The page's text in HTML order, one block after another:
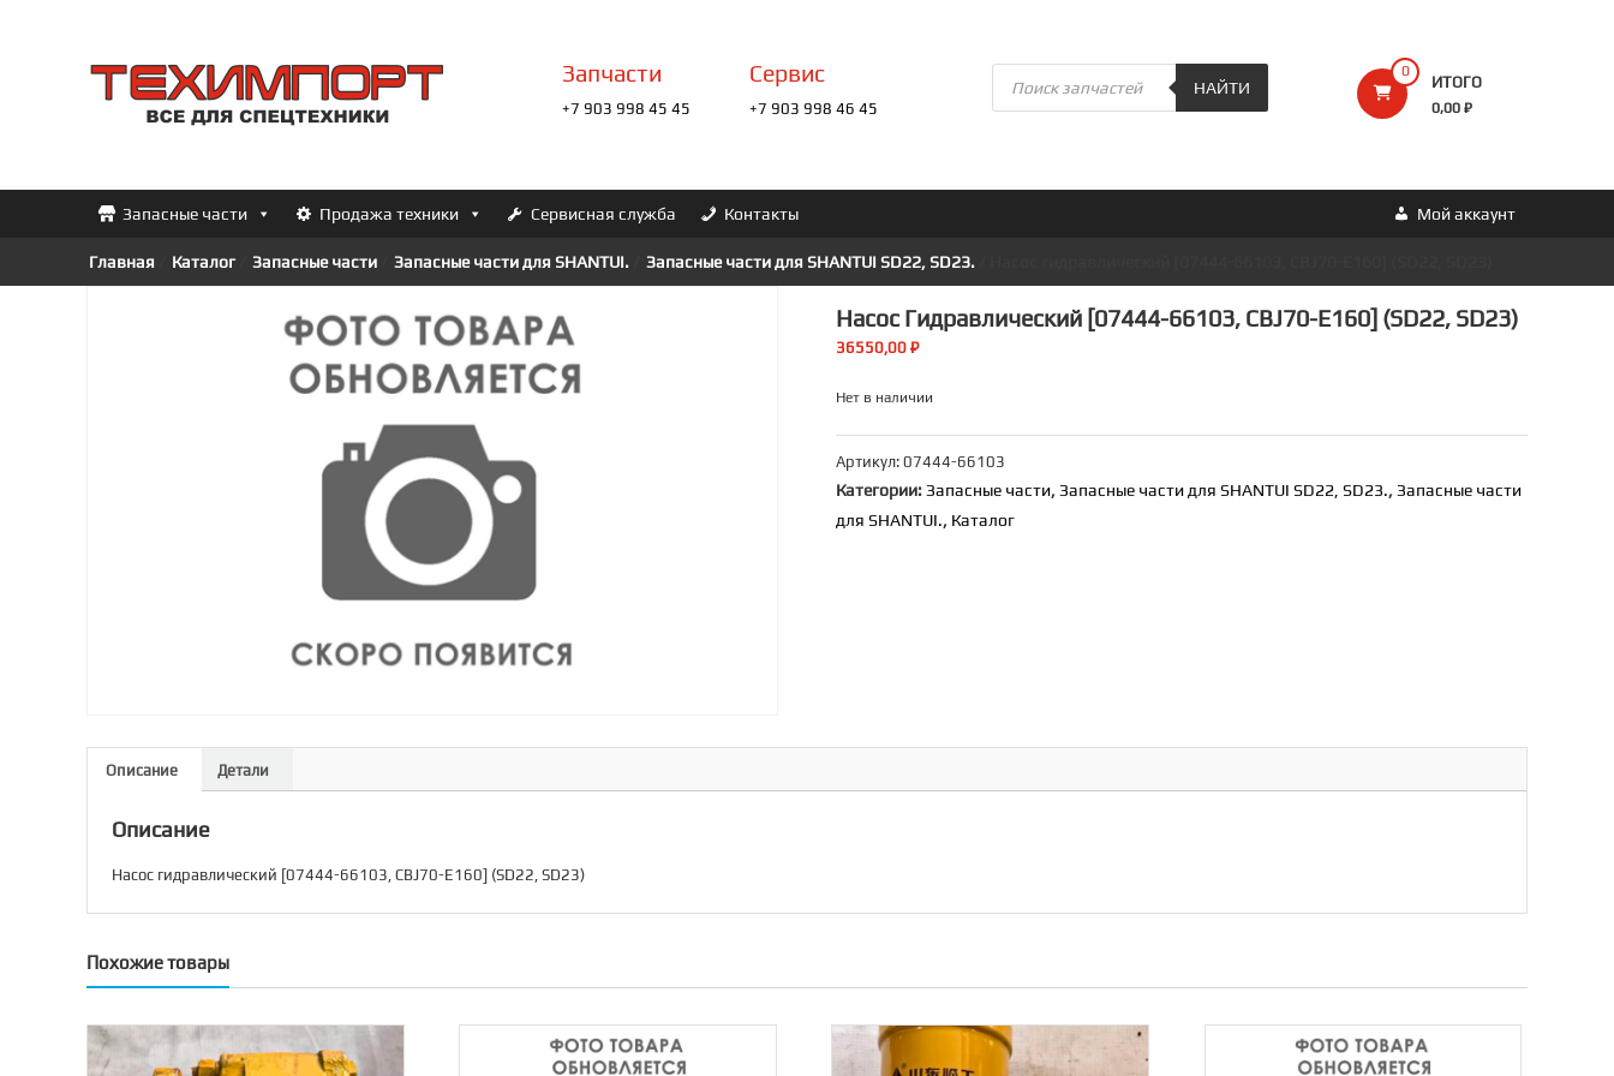
содержимомуТЕХИМПОРТ
Всё
0
ИТОГО
0,00 ₽
Запчасти
+7 903 998 45 45
Сервис
+7 903 998 46 45
Поиск
товаров
НАЙТИ
Запасные части Мой аккаунт
Продажа техники Сервисная служба Контакты
Главная Каталог/ Запасные части Запасные части для SHANTUI. Запасные части для SHANTUI SD22, SD23.
Насос Гидравлический [07444-66103, CBJ70-E160] (SD22, SD23)
36550,00 ₽
Нет в наличии
Артикул: 07444-66103
Категории: Запасные части, Запасные части для SHANTUI SD22, SD23., Запасные части
для SHANTUI., Каталог
Описание Детали
Описание
Насос гидравлический [07444-66103, CBJ70-E160] (SD22, SD23)
Похожие товары